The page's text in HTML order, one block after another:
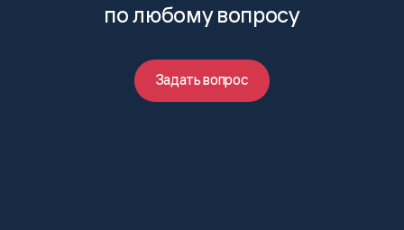
по любому вопросу
Задать вопрос